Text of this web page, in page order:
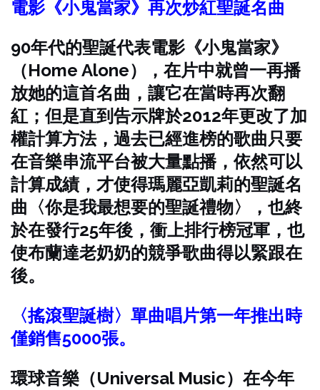
電影《小鬼當家》再次炒紅聖誕名曲
90年代的聖誕代表電影《小鬼當家》
（Home Alone），在片中就曾一再播
放她的這首名曲，讓它在當時再次翻
紅；但是直到告示牌於2012年更改了加
權計算方法，過去已經進榜的歌曲只要
在音樂串流平台被大量點播，依然可以
計算成績，才使得瑪麗亞凱莉的聖誕名
曲〈你是我最想要的聖誕禮物〉，也終
於在發行25年後，衝上排行榜冠軍，也
使布蘭達老奶奶的競爭歌曲得以緊跟在
後。
〈搖滾聖誕樹〉單曲唱片第一年推出時
僅銷售5000張。
環球音樂（Universal Music）在今年